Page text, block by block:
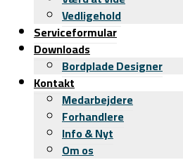
Vedligehold
Serviceformular
Downloads
Bordplade Designer
Kontakt
Medarbejdere
Forhandlere
Info & Nyt
Om os